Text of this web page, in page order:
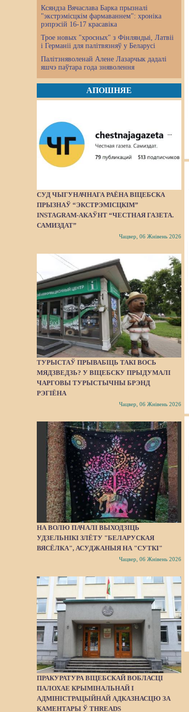
Ксяндза Вячаслава Барка прызналі
"экстрэмісцкім фармаваннем": хроніка
рэпрэсій 16-17 красавіка
Трое новых "хросных" з Фінляндыі, Латвіі
і Германіі для палітвязняў у Беларусі
Палітзняволенай Алене Лазарчык дадалі
яшчэ паўтара года зняволення
АПОШНЯЕ
СУД ЧЫГУНАЧНАГА РАЁНА ВІЦЕБСКА
ПРЫЗНАЎ “ЭКСТРЭМІСЦКІМ”
INSTAGRAM-АКАЎНТ “ЧЕСТНАЯ ГАЗЕТА.
САМИЗДАТ”
Чацвер, 06 Жнівень 2026
ТУРЫСТАЎ ПРЫВАБІЦЬ ТАКІ ВОСЬ
МЯДЗВЕДЗЬ? У ВІЦЕБСКУ ПРЫДУМАЛІ
ЧАРГОВЫ ТУРЫСТЫЧНЫ БРЭНД
РЭГІЁНА
Чацвер, 06 Жнівень 2026
НА ВОЛЮ ПАЧАЛІ ВЫХОДЗІЦЬ
УДЗЕЛЬНІКІ ЗЛЁТУ "БЕЛАРУСКАЯ
ВЯСЁЛКА", АСУДЖАНЫЯ НА "СУТКІ"
Чацвер, 06 Жнівень 2026
ПРАКУРАТУРА ВІЦЕБСКАЙ ВОБЛАСЦІ
ПАЛОХАЕ КРЫМІНАЛЬНАЙ І
АДМІНІСТРАЦЫЙНАЙ АДКАЗНАСЦЮ ЗА
КАМЕНТАРЫ Ў THREADS